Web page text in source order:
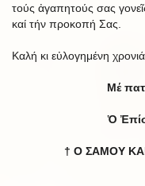
τούς ἀγαπητούς σας
καί τήν προκοπή Σας.
Καλή κι εὐλογημένη
Μέ
Ὁ
† Ο ΣΑΜΟΥ